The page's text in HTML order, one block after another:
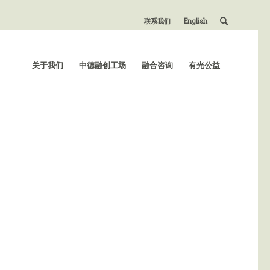
联系我们 English
关于我们 中德融创工场 融合咨询 有光公益